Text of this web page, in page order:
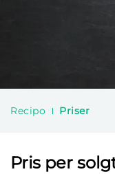
Recipo Priser
Pris per